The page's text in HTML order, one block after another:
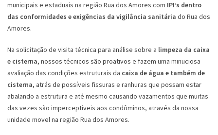
municipais e estaduais na região Rua dos Amores com IPI’s dentro
das conformidades e exigências da vigilância sanitária do Rua dos
Amores.
Na solicitação de visita técnica para análise sobre a limpeza da caixa
e cisterna, nossos técnicos são proativos e fazem uma minuciosa
avaliação das condições estruturais da caixa de água e também de
cisterna, atrás de possíveis fissuras e ranhuras que possam estar
abalando a estrutura e até mesmo causando vazamentos que muitas
das vezes são imperceptíveis aos condôminos, através da nossa
unidade movel na região Rua dos Amores.